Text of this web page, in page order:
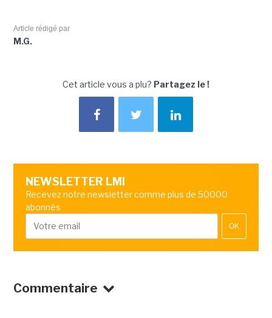
Article rédigé par
M.G.
Cet article vous a plu? Partagez le !
NEWSLETTER LMI
Recevez notre newsletter comme plus de 50000
abonnés
OK
Commentaire